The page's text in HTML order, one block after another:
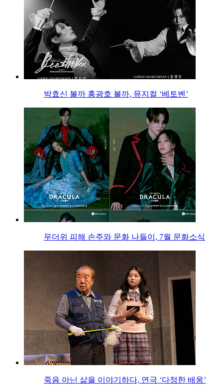
박효신 볼까 홍광호 볼까, 뮤지컬 ‘베토벤’
무더위 피해 손주와 문화 나들이, 7월 문화소식
죽음 아닌 삶을 이야기하다, 연극 ‘다정한 배웅’